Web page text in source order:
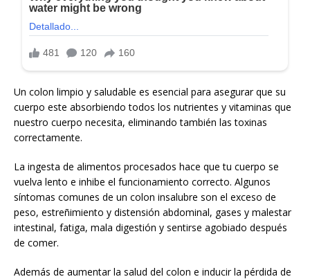
Un colon limpio y saludable es esencial para asegurar que su
cuerpo este absorbiendo todos los nutrientes y vitaminas que
nuestro cuerpo necesita, eliminando también las toxinas
correctamente.
La ingesta de alimentos procesados hace que tu cuerpo se
vuelva lento e inhibe el funcionamiento correcto. Algunos
síntomas comunes de un colon insalubre son el exceso de
peso, estreñimiento y distensión abdominal, gases y malestar
intestinal, fatiga, mala digestión y sentirse agobiado después
de comer.
Además de aumentar la salud del colon e inducir la pérdida de